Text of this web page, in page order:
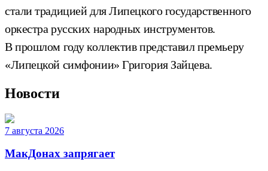
стали традицией для Липецкого государственного
оркестра русских народных инструментов.
В прошлом году коллектив представил премьеру
«Липецкой симфонии» Григория Зайцева.
Новости
7 августа 2026
МакДонах запрягает